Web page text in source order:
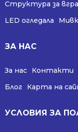
Структура за
LED огледала
ЗА НАС
За нас Контакти
Блог
Карта на
УСЛОВИЯ ЗА